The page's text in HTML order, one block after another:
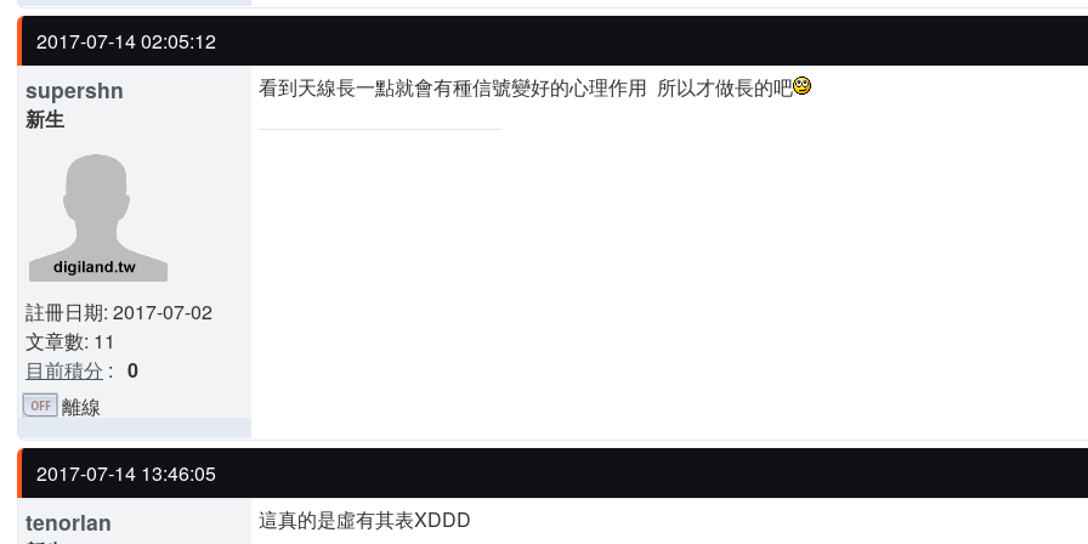
2017-07-14 02:05:12
supershn
新生
註冊日期: 2017-07-02
文章數: 11
目前積分 : 0
看到天線長一點就會有種信號變好的心理作用 所以才做長的吧
離線
2017-07-14 13:46:05
tenorlan 這真的是虛有其表XDDD